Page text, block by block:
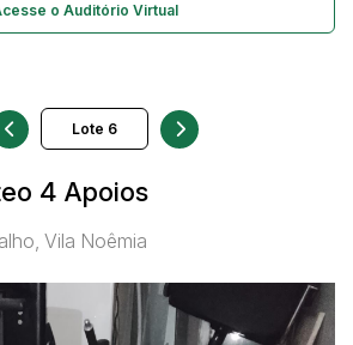
o Auditório Virtual
4 Apoios
Vila Noêmia